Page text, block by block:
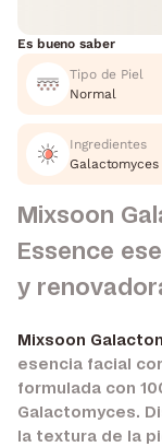
Es bueno saber
Tipo de Piel
Normal
Ingredientes
Galactomyces
Mixsoon
Essence
y
Mixsoon
esencia facial
formulada con
Galactomyces.
la textura de la